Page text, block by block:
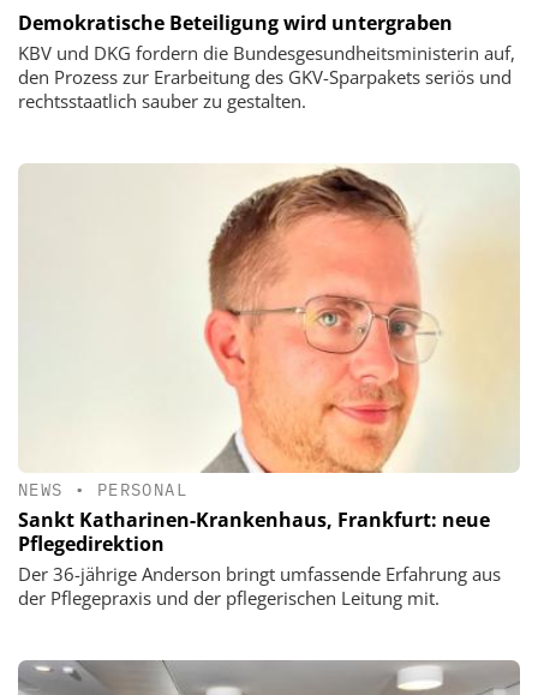
Demokratische Beteiligung wird untergraben
KBV und DKG fordern die Bundesgesundheitsministerin auf,
den Prozess zur Erarbeitung des GKV-Sparpakets seriös und
rechtsstaatlich sauber zu gestalten.
NEWS • PERSONAL
Sankt Katharinen-Krankenhaus, Frankfurt: neue
Pflegedirektion
Der 36-jährige Anderson bringt umfassende Erfahrung aus
der Pflegepraxis und der pflegerischen Leitung mit.